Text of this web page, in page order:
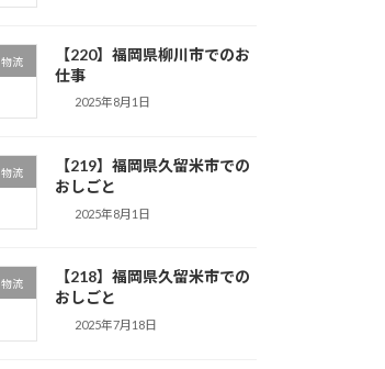
物流
【220】福岡県柳川市でのお
仕事
2025年8月1日
物流
【219】福岡県久留米市での
おしごと
2025年8月1日
物流
【218】福岡県久留米市での
おしごと
2025年7月18日